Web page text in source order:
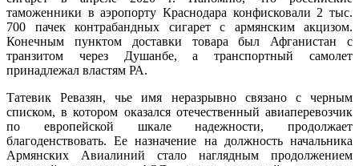
таможенники в аэропорту Краснодара конфисковали 2 тыс.
700 пачек контрабандных сигарет с армянским акцизом.
Конечным пунктом доставки товара был Афганистан с
транзитом через Душанбе, а транспортный самолет
принадлежал властям РА.
Татевик Ревазян, чье имя неразрывно связано с черным
списком, в котором оказался отечественный авиаперевозчик
по европейской шкале надежности, продолжает
благоденствовать. Ее назначение на должность начальника
Армянских Авиалиний стало наглядным продолжением